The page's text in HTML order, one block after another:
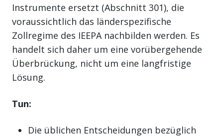
Instrumente ersetzt (Abschnitt 301), die
voraussichtlich das länderspezifische
Zollregime des IEEPA nachbilden werden. Es
handelt sich daher um eine vorübergehende
Überbrückung, nicht um eine langfristige
Lösung.
Tun:
Die üblichen Entscheidungen bezüglich